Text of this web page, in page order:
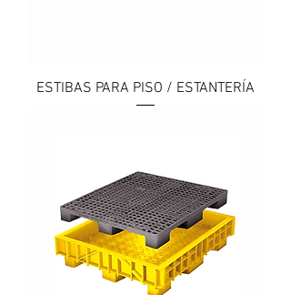
ESTIBAS PARA PISO / ESTANTERÍA